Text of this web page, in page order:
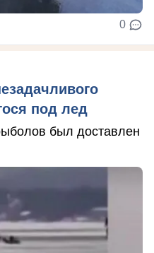
0
под лед
был доставлен